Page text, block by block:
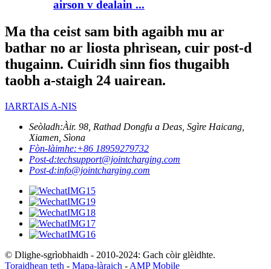
airson v dealain ...
Ma tha ceist sam bith agaibh mu ar
bathar no ar liosta phrìsean, cuir post-d
thugainn. Cuiridh sinn fios thugaibh
taobh a-staigh 24 uairean.
IARRTAIS A-NIS
Seòladh:Àir. 98, Rathad Dongfu a Deas, Sgìre Haicang,
Xiamen, Sìona
Fòn-làimhe:+86 18959279732
Post-d:techsupport@jointcharging.com
Post-d:info@jointcharging.com
© Dlighe-sgrìobhaidh - 2010-2024: Gach còir glèidhte.
Toraidhean teth - Mapa-làraich - AMP Mobile